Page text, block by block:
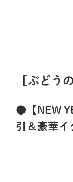
［ぶどう
●
【NEW
引＆豪華イ